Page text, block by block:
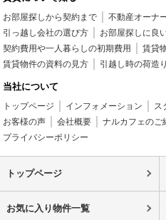
お部屋探しから契約まで 不動産オーナ
引っ越し会社の選び方
お部屋探しに良
契約費用や一人暮らしの初期費用
賃貸
賃貸物件の資料の見方
引越し時の荷造
当社について
トップページ インフォメーション ス
お客様の声
会社概要 ナルカフェのご
プライバシーポリシー
トップページ
お気に入り物件一覧